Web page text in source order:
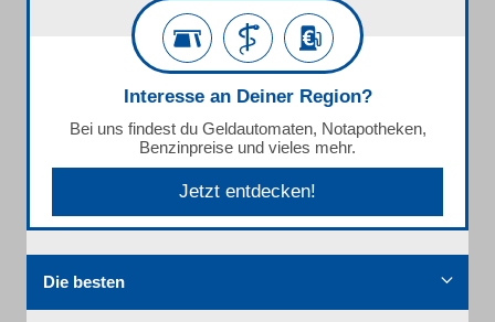
Interesse an Deiner Region?
Bei uns findest du Geldautomaten, Notapotheken,
Benzinpreise und vieles mehr.
Jetzt entdecken!
Die besten